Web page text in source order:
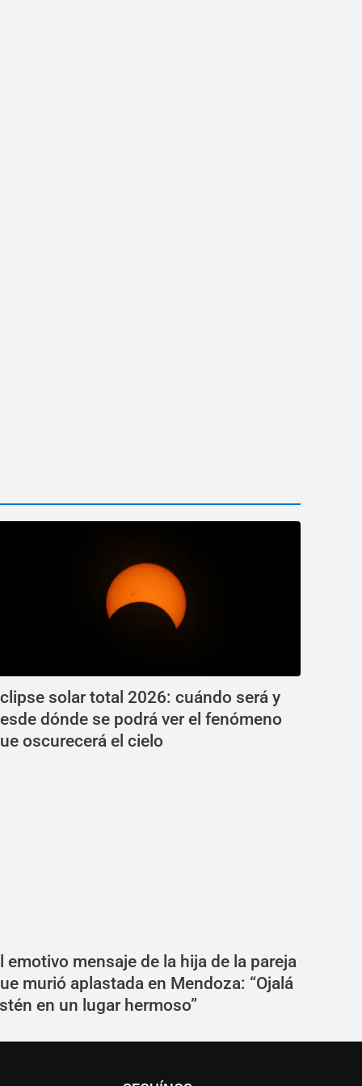
solar total 2026: cuándo será y
dónde se podrá ver el fenómeno
oscurecerá el cielo
emotivo mensaje de la hija de la pareja
murió aplastada en Mendoza: “Ojalá
en un lugar hermoso”